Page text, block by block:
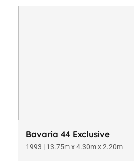
Bavaria 44 Exclusive
1993 | 13.75m x 4.30m x 2.20m